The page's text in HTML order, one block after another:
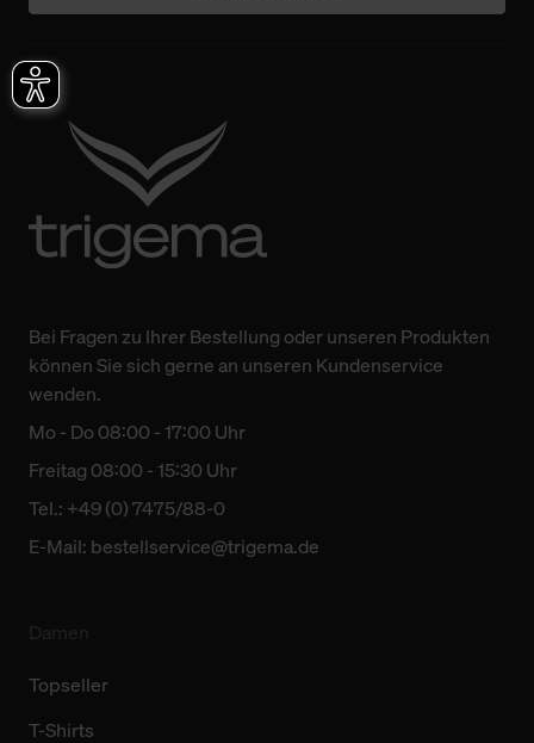
Bei Fragen zu Ihrer Bestellung oder unseren Produkten
können Sie sich gerne an unseren Kundenservice
wenden.
Mo - Do 08:00 - 17:00 Uhr
Freitag 08:00 - 15:30 Uhr
Tel.: +49 (0) 7475/88-0
E-Mail: bestellservice@trigema.de
Topseller
T-Shirts